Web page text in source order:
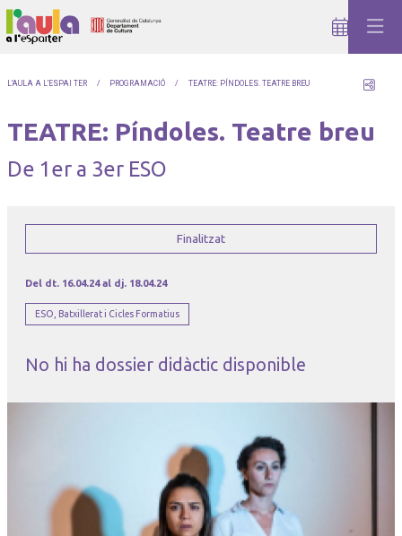
L'AULA A L'ESPAI TER PROGRAMACIÓ TEATRE: PÍNDOLES. TEATRE BREU
TEATRE: Píndoles. Teatre breu
De 1er a 3er ESO
Finalitzat
Del dt. 16.04.24al dj. 18.04.24
ESO, Batxillerat i Cicles Formatius
No hi ha dossier didàctic disponible